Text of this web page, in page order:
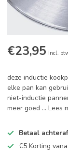
€23,95 Incl.
deze inductie
elke pan kan
niet-inductie
meer goed ... Lees
Betaal achteraf
€5 Korting